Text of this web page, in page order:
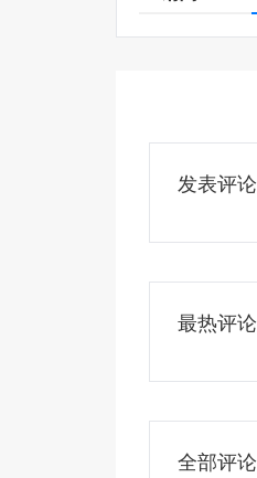
发表评论
最热评论
全部评论